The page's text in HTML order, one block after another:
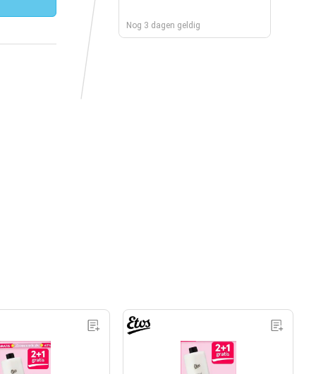
Nog 3 dagen geldig